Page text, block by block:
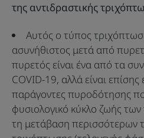
της αντιδραστικής
Αυτός ο τύπος
ασυνήθιστος μετά από
πυρετός είναι ένα από τα
COVID-19, αλλά είναι
παράγοντες πυροδότησης
φυσιολογικό κύκλο ζωής
τη μετάβαση περισσότερων